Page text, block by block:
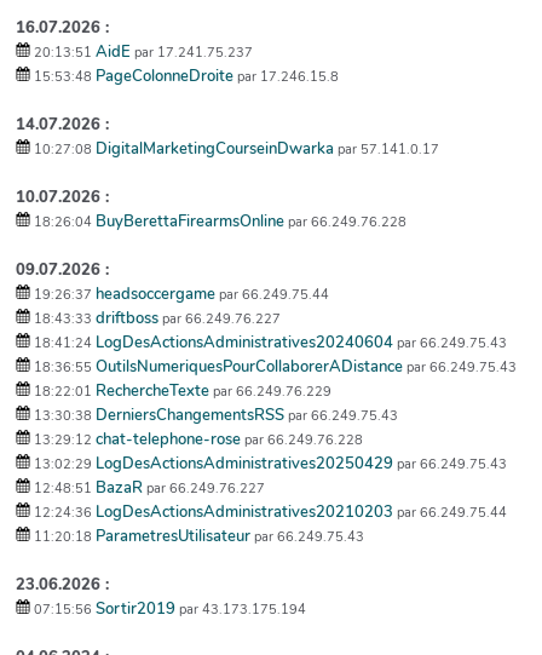
16.07.2026 :
20:13:51 AidE par 17.241.75.237
15:53:48 PageColonneDroite par 17.246.15.8
14.07.2026 :
10:27:08 DigitalMarketingCourseinDwarka par 57.141.0.17
10.07.2026 :
18:26:04 BuyBerettaFirearmsOnline par 66.249.76.228
09.07.2026 :
19:26:37 headsoccergame par 66.249.75.44
18:43:33 driftboss par 66.249.76.227
18:41:24 LogDesActionsAdministratives20240604 par 66.249.75.43
18:36:55 OutilsNumeriquesPourCollaborerADistance par 66.249.75.43
18:22:01 RechercheTexte par 66.249.76.229
13:30:38 DerniersChangementsRSS par 66.249.75.43
13:29:12 chat-telephone-rose par 66.249.76.228
13:02:29 LogDesActionsAdministratives20250429 par 66.249.75.43
12:48:51 BazaR par 66.249.76.227
12:24:36 LogDesActionsAdministratives20210203 par 66.249.75.44
11:20:18 ParametresUtilisateur par 66.249.75.43
23.06.2026 :
07:15:56 Sortir2019 par 43.173.175.194